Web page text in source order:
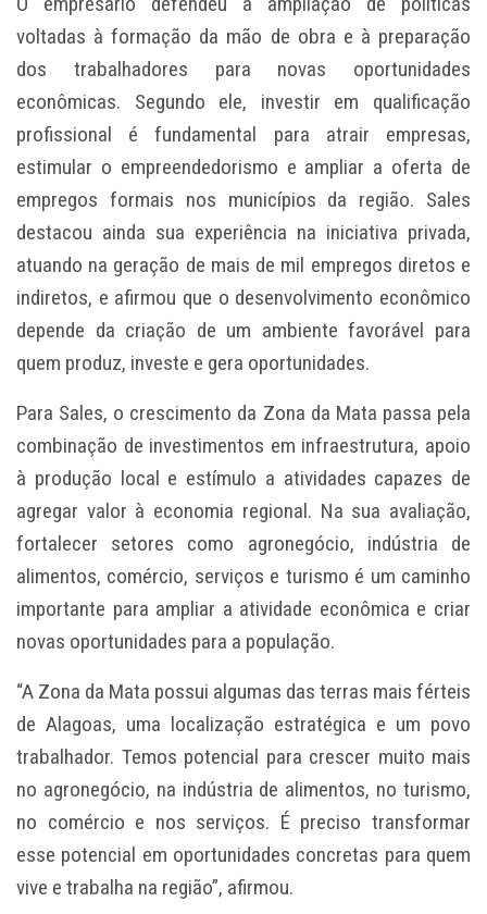
voltadas à formação da mão de obra e à preparação
dos trabalhadores para novas oportunidades
econômicas. Segundo ele, investir em qualificação
profissional é fundamental para atrair empresas,
estimular o empreendedorismo e ampliar a oferta de
empregos formais nos municípios da região. Sales
destacou ainda sua experiência na iniciativa privada,
atuando na geração de mais de mil empregos diretos e
indiretos, e afirmou que o desenvolvimento econômico
depende da criação de um ambiente favorável para
quem produz, investe e gera oportunidades.
Para Sales, o crescimento da Zona da Mata passa pela
combinação de investimentos em infraestrutura, apoio
à produção local e estímulo a atividades capazes de
agregar valor à economia regional. Na sua avaliação,
fortalecer setores como agronegócio, indústria de
alimentos, comércio, serviços e turismo é um caminho
importante para ampliar a atividade econômica e criar
novas oportunidades para a população.
“A Zona da Mata possui algumas das terras mais férteis
de Alagoas, uma localização estratégica e um povo
trabalhador. Temos potencial para crescer muito mais
no agronegócio, na indústria de alimentos, no turismo,
no comércio e nos serviços. É preciso transformar
esse potencial em oportunidades concretas para quem
vive e trabalha na região”, afirmou.